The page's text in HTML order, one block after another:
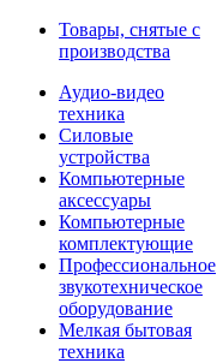
Товары, снятые с
производства
Аудио-видео
техника
Силовые
устройства
Компьютерные
аксессуары
Компьютерные
комплектующие
Профессиональное
звукотехническое
оборудование
Мелкая бытовая
техника